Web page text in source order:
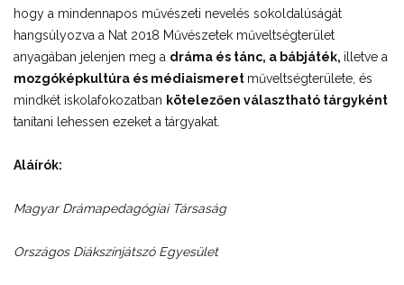
hogy a mindennapos művészeti nevelés sokoldalúságát
hangsúlyozva a Nat 2018 Művészetek műveltségterület
anyagában jelenjen meg a dráma és tánc, a bábjáték, illetve a
mozgóképkultúra és médiaismeret műveltségterülete, és
mindkét iskolafokozatban kötelezően választható tárgyként
tanítani lehessen ezeket a tárgyakat.
Aláírók:
Magyar Drámapedagógiai Társaság
Országos Diákszínjátszó Egyesület